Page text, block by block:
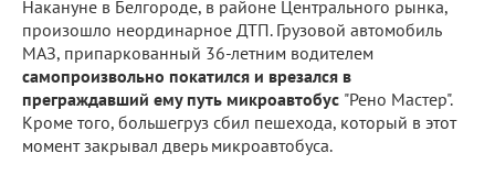
Накануне в Белгороде, в районе Центрального рынка,
произошло неординарное ДТП. Грузовой автомобиль
МАЗ, припаркованный 36-летним водителем
самопроизвольно покатился и врезался в
преграждавший ему путь микроавтобус "Рено Мастер".
Кроме того, большегруз сбил пешехода, который в этот
момент закрывал дверь микроавтобуса.